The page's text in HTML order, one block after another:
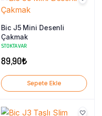
Bic J5 Mini Desenli
Çakmak
STOKTA VAR
89,90₺
Sepete Ekle